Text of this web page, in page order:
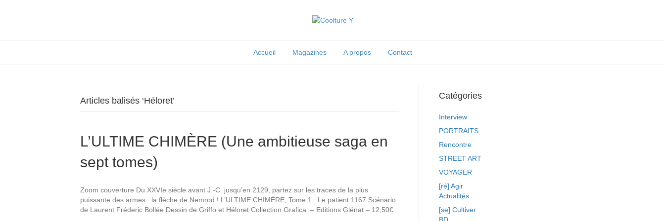
Accueil Magazines A propos Contact
Articles balisés ‘Héloret’
L’ULTIME CHIMÈRE (Une ambitieuse saga en
sept tomes)
Zoom couverture Du XXVIe siècle avant J.-C. jusqu’en 2129, partez sur les traces de la plus
puissante des armes : la flèche de Nemrod ! L’ULTIME CHIMÈRE, Tome 1 : Le patient 1167 Scénario
de Laurent Fréderic Bollée Dessin de Griffo et Héloret Collection Grafica – Editions Glénat – 12,50€
Catégories
Interview
PORTRAITS
Rencontre
STREET ART
VOYAGER
[ré] Agir
Actualités
[se] Cultiver